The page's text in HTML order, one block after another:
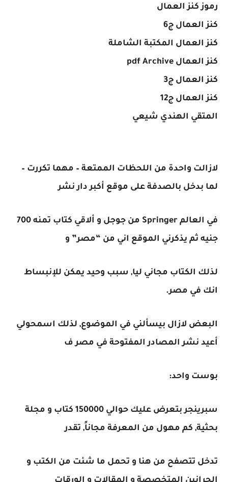
رموز كنز العمال
كنز العمال ج6
كنز العمال المكتبة الشاملة
كنز العمال pdf Archive
كنز العمال ج3
كنز العمال ج12
المتقي الهندي شيعي
لازالت واحدة من اللحظات الممتعة – مهما تكررت –
لما بدخل بالصدفة على موقع أكبر دار نشر
في العالم Springer من جوجل و ألاقي كتاب تمنه 700
جنيه ثم يذكرني الموقع اني من “مصر” و
لذلك الكتاب مجاني ليا, سبب وحيد يمكن للإنبساط
انك في مصر.
البعض لازال بيسألني في الموضوع, لذلك اسمحولي
أعيد نشر المصادر المفتوحة في مصر ف
بوست واحد:
سبرينجر بتعرض عليك حوالي 150000 كتاب و مجلة
بحثية, كم مهول من المعرفة مجاناً, تقدر
تدخل تتصفح من هنا و تحمل ما شئت من الكتب و